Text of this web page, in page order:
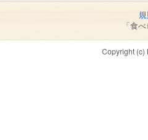
「食
Copyright (c)